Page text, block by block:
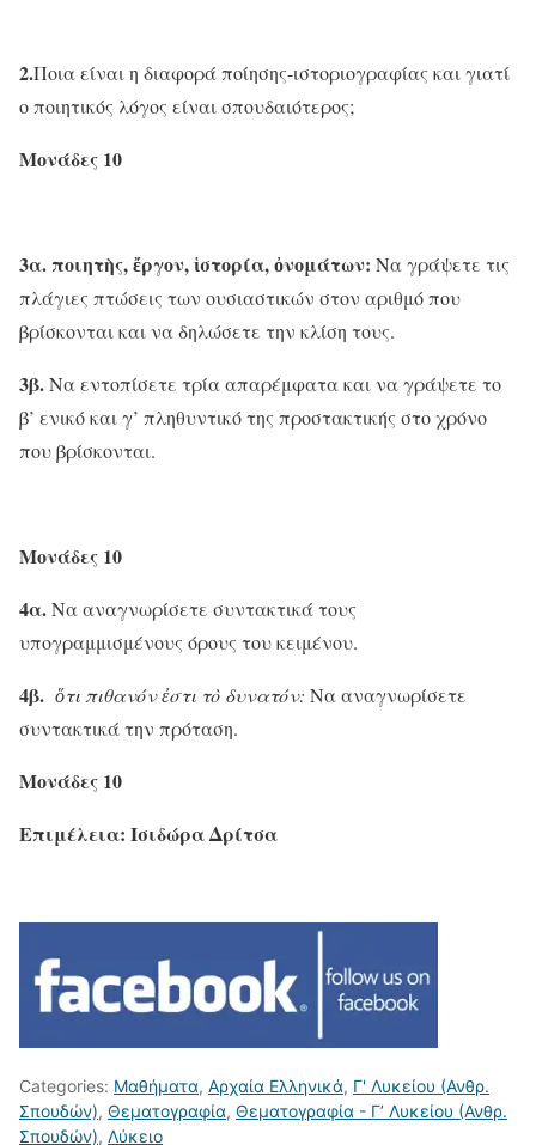
2.Ποια είναι η διαφορά ποίησης-ιστοριογραφίας και γιατί
ο ποιητικός λόγος είναι σπουδαιότερος;
Μονάδες 10
3α. ποιητὴς, ἔργον, ἱστορία, ὀνομάτων: Να γράψετε τις
πλάγιες πτώσεις των ουσιαστικών στον αριθμό που
βρίσκονται και να δηλώσετε την κλίση τους.
3β.Να εντοπίσετε τρία απαρέμφατα και να γράψετε το
β’ ενικό και γ’ πληθυντικό της προστακτικής στο χρόνο
που βρίσκονται.
Μονάδες 10
4α.Να αναγνωρίσετε συντακτικά τους
υπογραμμισμένους όρους του κειμένου.
4β. ὅτι πιθανόν ἐστι τὸ δυνατόν: Να αναγνωρίσετε
συντακτικά την πρόταση.
Μονάδες 10
Επιμέλεια: Ισιδώρα Δρίτσα
Categories: Μαθήματα, Αρχαία Ελληνικά, Γ' Λυκείου (Ανθρ.
Σπουδών), Θεματογραφία, Θεματογραφία - Γ’ Λυκείου (Ανθρ.
Σπουδών), Λύκειο